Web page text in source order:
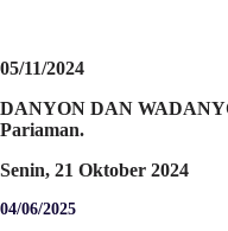
05/11/2024
DANYON DAN
Pariaman.
Senin, 21 Oktober 2024
04/06/2025